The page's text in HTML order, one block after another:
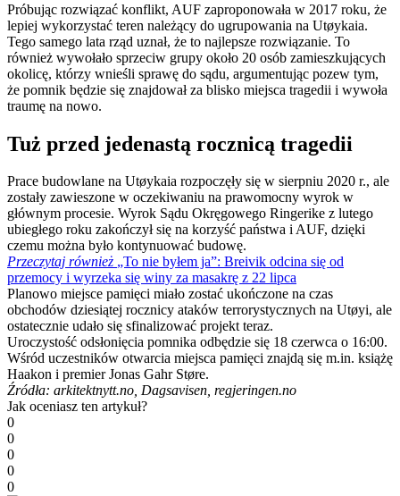
Próbując rozwiązać konflikt, AUF zaproponowała w 2017 roku, że
lepiej wykorzystać teren należący do ugrupowania na Utøykaia.
Tego samego lata rząd uznał, że to najlepsze rozwiązanie. To
również wywołało sprzeciw grupy około 20 osób zamieszkujących
okolicę, którzy wnieśli sprawę do sądu, argumentując pozew tym,
że pomnik będzie się znajdował za blisko miejsca tragedii i wywoła
traumę na nowo.
Tuż przed jedenastą rocznicą tragedii
Prace budowlane na Utøykaia rozpoczęły się w sierpniu 2020 r., ale
zostały zawieszone w oczekiwaniu na prawomocny wyrok w
głównym procesie. Wyrok Sądu Okręgowego Ringerike z lutego
ubiegłego roku zakończył się na korzyść państwa i AUF, dzięki
czemu można było kontynuować budowę.
Przeczytaj również „To nie byłem ja”: Breivik odcina się od
przemocy i wyrzeka się winy za masakrę z 22 lipca
Planowo miejsce pamięci miało zostać ukończone na czas
obchodów dziesiątej rocznicy ataków terrorystycznych na Utøyi, ale
ostatecznie udało się sfinalizować projekt teraz.
Uroczystość odsłonięcia pomnika odbędzie się 18 czerwca o 16:00.
Wśród uczestników otwarcia miejsca pamięci znajdą się m.in. książę
Haakon i premier Jonas Gahr Støre.
Źródła: arkitektnytt.no, Dagsavisen, regjeringen.no
Jak oceniasz ten artykuł?
0
0
0
0
0